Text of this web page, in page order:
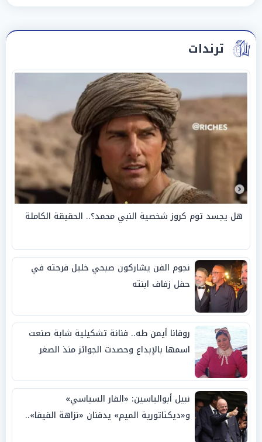
ترندات
هل يجسد توم كروز شخصية النبي محمد؟.. الحقيقة الكاملة
نجوم الفن يشاركون صبحي خليل فرحته في
حفل زفاف ابنته
روفانا أيمن طه.. فنانة تشكيلية شابة صنعت
اسمها بالإبداع وحصدت الجوائز منذ الصغر
نبيل أبوالياسين: «الفار السياسي»
و«ديكتاتورية الميم» يدفنان «نزاهة الفيفا»..